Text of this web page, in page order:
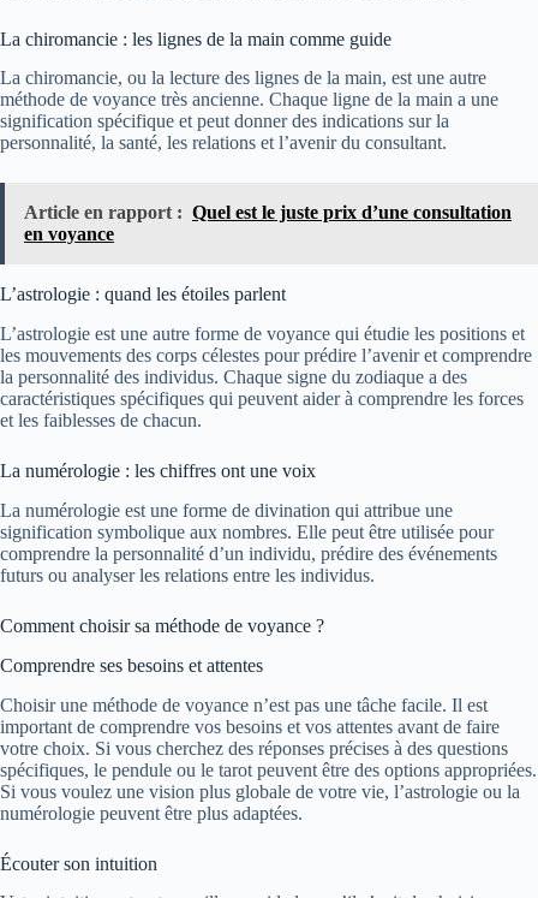
La chiromancie : les lignes de la main comme guide
La chiromancie, ou la lecture des lignes de la main, est une autre
méthode de voyance très ancienne. Chaque ligne de la main a une
signification spécifique et peut donner des indications sur la
personnalité, la santé, les relations et l’avenir du consultant.
Article en rapport : Quel est le juste prix d’une consultation
en voyance
L’astrologie : quand les étoiles parlent
L’astrologie est une autre forme de voyance qui étudie les positions et
les mouvements des corps célestes pour prédire l’avenir et comprendre
la personnalité des individus. Chaque signe du zodiaque a des
caractéristiques spécifiques qui peuvent aider à comprendre les forces
et les faiblesses de chacun.
La numérologie : les chiffres ont une voix
La numérologie est une forme de divination qui attribue une
signification symbolique aux nombres. Elle peut être utilisée pour
comprendre la personnalité d’un individu, prédire des événements
futurs ou analyser les relations entre les individus.
Comment choisir sa méthode de voyance ?
Comprendre ses besoins et attentes
Choisir une méthode de voyance n’est pas une tâche facile. Il est
important de comprendre vos besoins et vos attentes avant de faire
votre choix. Si vous cherchez des réponses précises à des questions
spécifiques, le pendule ou le tarot peuvent être des options appropriées.
Si vous voulez une vision plus globale de votre vie, l’astrologie ou la
numérologie peuvent être plus adaptées.
Écouter son intuition